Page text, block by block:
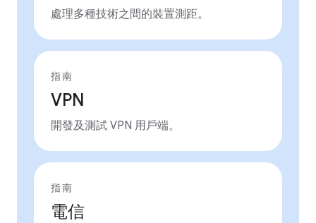
處理多種技術之間的裝置測距。
指南
VPN
開發及測試 VPN 用戶端。
指南
電信